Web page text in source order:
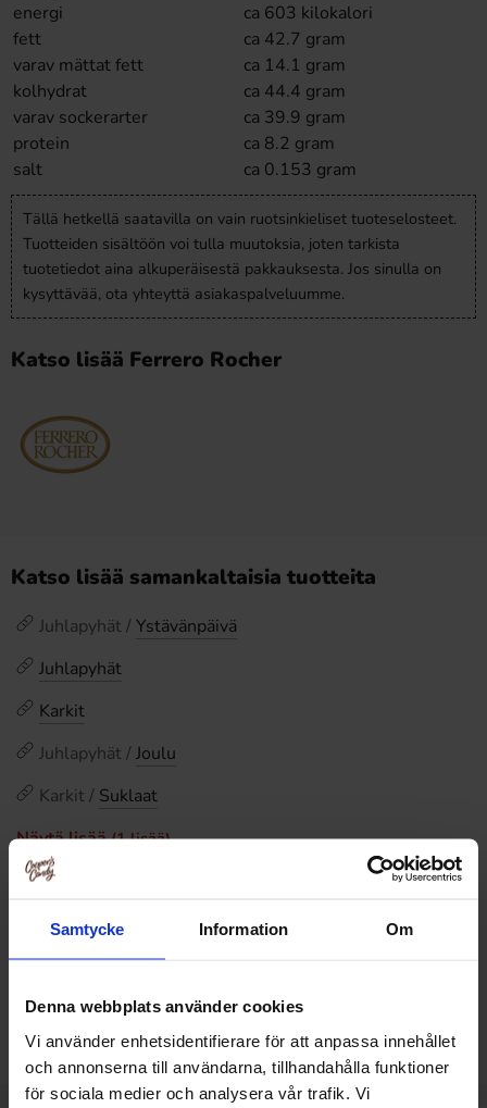
Samtycke Information Om
Denna webbplats använder cookies
Vi använder enhetsidentifierare för att anpassa innehållet
och annonserna till användarna, tillhandahålla funktioner
för sociala medier och analysera vår trafik. Vi
energi
ca 603 kilokalori
fett
ca 42.7 gram
varav mättat fett
ca 14.1 gram
kolhydrat
ca 44.4 gram
varav sockerarter
ca 39.9 gram
protein
ca 8.2 gram
salt
ca 0.153 gram
Tällä hetkellä saatavilla on vain ruotsinkieliset tuoteselosteet.
Tuotteiden sisältöön voi tulla muutoksia, joten tarkista
tuotetiedot aina alkuperäisestä pakkauksesta. Jos sinulla on
kysyttävää, ota yhteyttä asiakaspalveluumme.
Katso lisää Ferrero Rocher
Katso lisää samankaltaisia tuotteita
Juhlapyhät / Ystävänpäivä
Juhlapyhät
Karkit
Juhlapyhät / Joulu
Karkit / Suklaat
Näytä lisää(1 lisää)
Tällä tuotteella ei ole arvosteluja
Alin hinta viimeisten 30 päivän aikana on8.90 EUR (2026-
08-08 )